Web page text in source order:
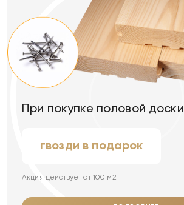
При покупке половой доски
гвозди в подарок
Акция действует от 100 м2